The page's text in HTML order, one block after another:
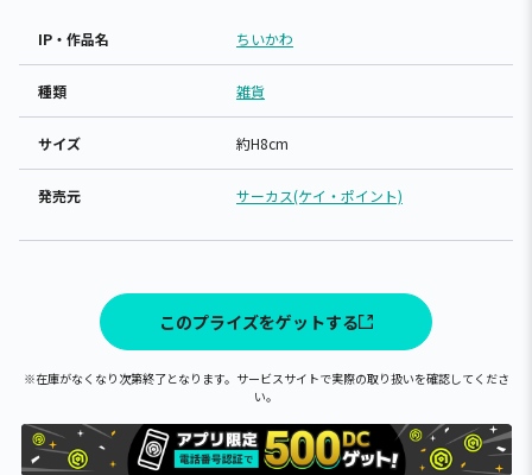
IP・作品名 ちいかわ
種類 雑貨
サイズ 約H8cm
発売元 サーカス(ケイ・ポイント)
このプライズをゲットする
※在庫がなくなり次第終了となります。サービスサイトで実際の取り扱いを確認してくださ
い。